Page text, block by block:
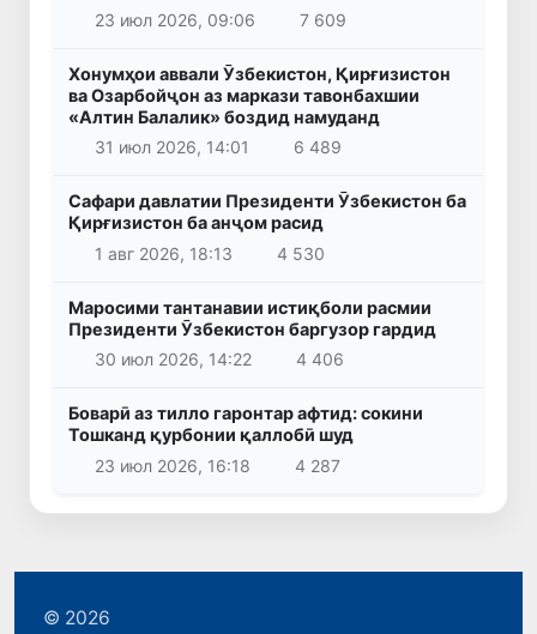
23 июл 2026, 09:06
7 609
Хонумҳои аввали Ӯзбекистон, Қирғизистон
ва Озарбойҷон аз маркази тавонбахшии
«Алтин Балалик» боздид намуданд
31 июл 2026, 14:01
6 489
Сафари давлатии Президенти Ӯзбекистон ба
Қирғизистон ба анҷом расид
1 авг 2026, 18:13
4 530
Маросими тантанавии истиқболи расмии
Президенти Ӯзбекистон баргузор гардид
30 июл 2026, 14:22
4 406
Боварӣ аз тилло гаронтар афтид: сокини
Тошканд қурбонии қаллобӣ шуд
23 июл 2026, 16:18
4 287
© 2026